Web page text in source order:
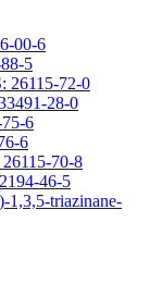
00-6
5
26115-72-0
28-0
6
6
70-8
46-5
1,3,5-triazinane-